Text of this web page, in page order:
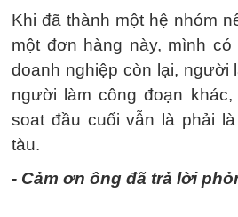
Khi đã thành một hệ nhóm
một đơn hàng này, mình
doanh nghiệp còn lại, người
người làm công đoạn
soat đầu cuối vẫn là phải
tàu.
- Cảm ơn ông đã trả lời